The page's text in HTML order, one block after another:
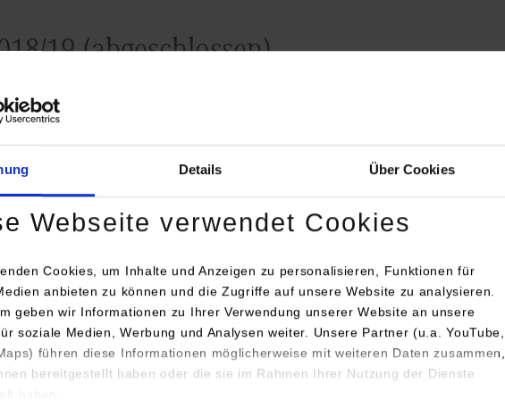
Details Über Cookies
Webseite verwendet Cookies
Cookies, um Inhalte und Anzeigen zu personalisieren, Funktionen für
anbieten zu können und die Zugriffe auf unsere Website zu analysieren.
geben wir Informationen zu Ihrer Verwendung unserer Website an unsere
soziale Medien, Werbung und Analysen weiter. Unsere Partner (u.a. YouTube,
führen diese Informationen möglicherweise mit weiteren Daten zusammen,
bereitgestellt haben oder die sie im Rahmen Ihrer Nutzung der Dienste
19 (abgeschlossen)
Studienprojekt des Projekts INT US: Es arbeiteten Teilnehmende
Studienrichtung Industrie, Schwerpunkt Industrielles
Maschinenbaustudierenden zusammen. Um die
interdisziplinäre Kompetenz der Studierenden beider
Fakultäten zu fördern, wurden Maschinenbaustudierende in die
integriert und arbeiteten gemeinsam mit ihrem fachlichen Hintergrund an